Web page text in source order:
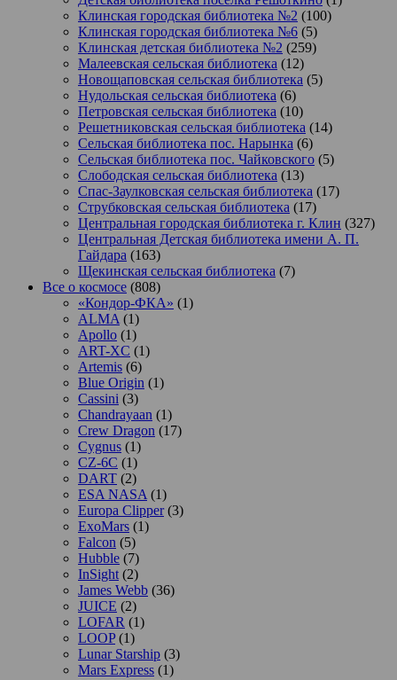
Клинская городская библиотека №2 (100)
Клинская городская библиотека №6 (5)
Клинская детская библиотека №2 (259)
Малеевская сельская библиотека (12)
Новощаповская сельская библиотека (5)
Нудольская сельская библиотека (6)
Петровская сельская библиотека (10)
Решетниковская сельская библиотека (14)
Сельская библиотека пос. Нарынка (6)
Сельская библиотека пос. Чайковского (5)
Слободская сельская библиотека (13)
Спас-Заулковская сельская библиотека (17)
Струбковская сельская библиотека (17)
Центральная городская библиотека г. Клин (327)
Центральная Детская библиотека имени А. П.
Гайдара (163)
Щекинская сельская библиотека (7)
Все о космосе (808)
«Кондор-ФКА» (1)
ALMA (1)
Apollo (1)
ART-XC (1)
Artemis (6)
Blue Origin (1)
Cassini (3)
Chandrayaan (1)
Crew Dragon (17)
Cygnus (1)
CZ-6C (1)
DART (2)
ESA NASA (1)
Europa Clipper(3)
ExoMars (1)
Falcon (5)
Hubble (7)
InSight (2)
James Webb (36)
JUICE (2)
LOFAR (1)
LOOP(1)
Lunar Starship (3)
Mars Express (1)